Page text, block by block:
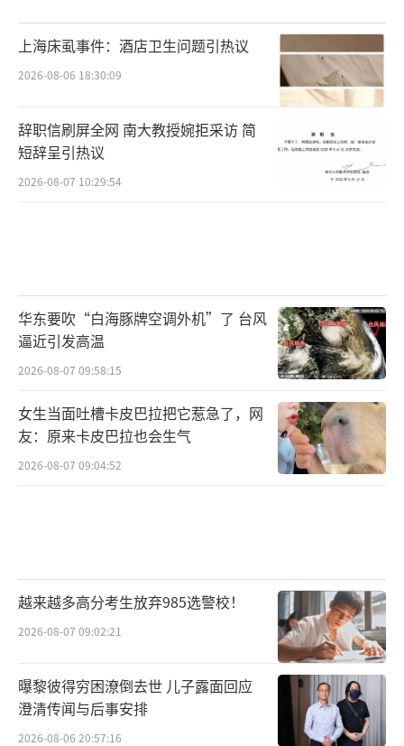
上海床虱事件：酒店卫生问题引热议
2026-08-06 18:30:09
辞职信刷屏全网 南大教授婉拒采访 简
短辞呈引热议
2026-08-07 10:29:54
华东要吹“白海豚牌空调外机”了 台风
逼近引发高温
2026-08-07 09:58:15
女生当面吐槽卡皮巴拉把它惹急了，网
友：原来卡皮巴拉也会生气
2026-08-07 09:04:52
越来越多高分考生放弃985选警校！
2026-08-07 09:02:21
曝黎彼得穷困潦倒去世 儿子露面回应
澄清传闻与后事安排
2026-08-06 20:57:16